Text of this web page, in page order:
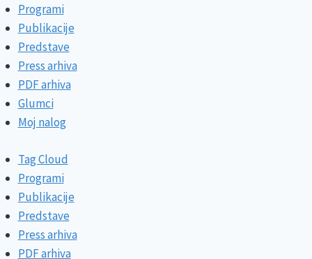
Programi
Publikacije
Predstave
Press arhiva
PDF arhiva
Glumci
Moj nalog
Tag Cloud
Programi
Publikacije
Predstave
Press arhiva
PDF arhiva